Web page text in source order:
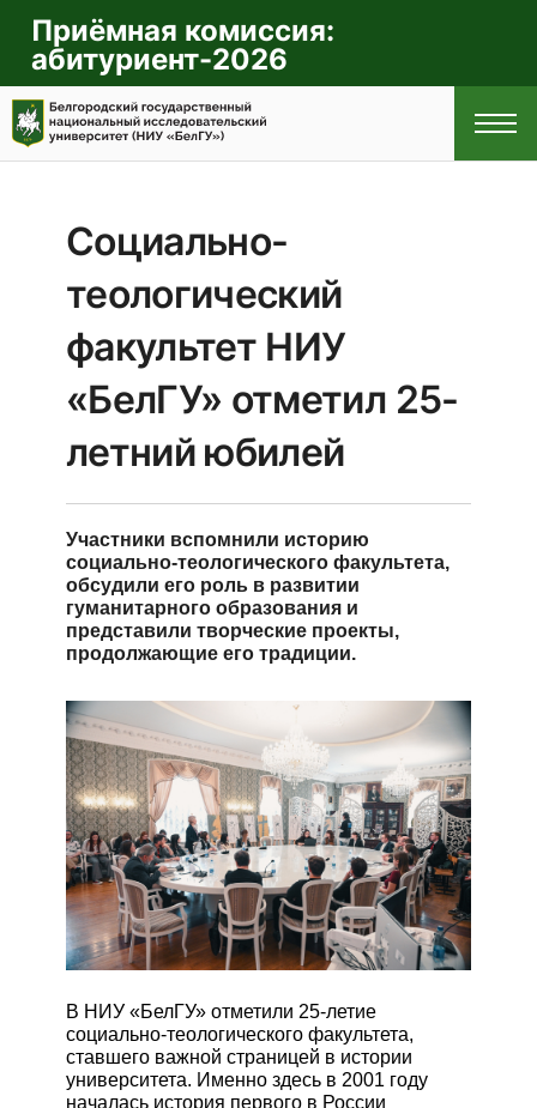
Приёмная комиссия:
абитуриент-2026
ГЛАВНАЯ
ПРАВИЛА
ПРИЁМА
СПЕЦИАЛЬНОСТИ
ЭКЗАМЕНЫ
ОБУЧЕНИЯ
В ПОМОЩЬ
АБИТУРИЕНТУ
ЭЛЕКТРОННАЯ
НОВОСТИ
Социально-
теологический
факультет НИУ
«БелГУ» отметил 25-
летний юбилей
Участники вспомнили историю
социально-теологического факультета,
обсудили его роль в развитии
гуманитарного образования и
представили творческие проекты,
продолжающие его традиции.
В НИУ «БелГУ» отметили 25-летие
социально-теологического факультета,
ставшего важной страницей в истории
университета. Именно здесь в 2001 году
началась история первого в России